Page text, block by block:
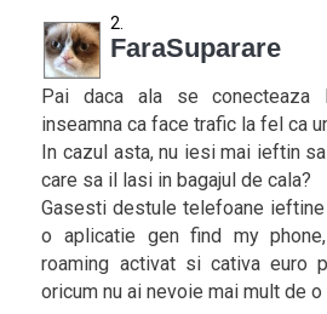
FaraSuparare
Pai daca ala se conecteaza
inseamna ca face trafic la fel ca
In cazul asta, nu iesi mai ieftin
care sa il lasi in bagajul de cala?
Gasesti destule telefoane
o aplicatie gen find my
roaming activat si cativa euro
oricum nu ai nevoie mai mult de o